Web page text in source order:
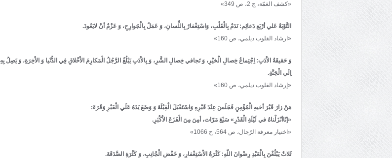
«كشف الغمّة، ج 2، ص 349»
التَّوْبَةُ عَلي أرْبَع دَعائِم: نَدَمٌ بِالْقَلْبِ، وَاسْتِغْفارٌ بِاللِّسانِ، وَ عَمَلٌ بِالْجَوارِحِ، وَ عَزْمٌ أنْ لايَعُودَ.
«ارشاد القلوب ديلمي، ص 160»
وَ حَقيقَةُ الاْدَبِ: اِجْتِماعُ خِصالِ الْخيْرِ، وَ تَجافي خِصالِ الشَّرِ، وَ بِالاْدَبِ يَبْلُغُ الرَّجُلُ الْمَكارِمَ الاْخْلاقِ فِي الدُّنْيا وَ الاْخِرَةِ، وَ يَصِلُ بِهِ
اِلَي الْجَنَّةِ.
«إرشاد القلوب ديلمي، ص 160»
مَنْ زارَ قَبْرَ أخيهِ الْمُؤْمِنِ فَجَلَسَ عِنْدَ قَبْرِهِ وَاسْتَقْبَلَ الْقِبْلَةَ وَ وَضَعَ يَدَهُ عَلَي الْقَبْرِ وَقَرَءَ:
«إنّاأنْزَلْناهُ في لَيْلَةِ الْقَدْرِ» سَبْعَ مَرّات، أمِنَ مِنَ الْفَزَعَ الاْكْبَرِ.
«اختيار معرفة الرّجال، ص 564، ح 1066»
ثَلاثٌ يَبْلُغْنَ بِالْعَبْدِ رِضْوانَ اللّهِ: كَثْرَةُ الاْسْتِغْفارِ، وَ خَفْضِ الْجْانِبِ، وَ كَثْرَةِ الصَّدَقَةَ.